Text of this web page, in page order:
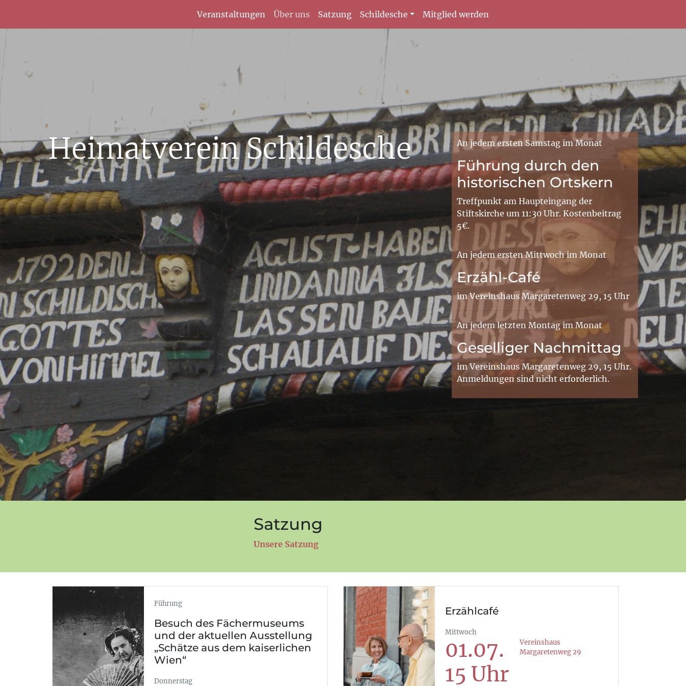
Veranstaltungen Über uns Satzung Schildesche Mitglied werden
Heimatverein Schildesche An jedem ersten Samstag im Monat
Führung durch den
historischen Ortskern
Treffpunkt am Haupteingang der
Stiftskirche um 11:30 Uhr. Kostenbeitrag
5€.
An jedem ersten Mittwoch im Monat
Erzähl-Café
im Vereinshaus Margaretenweg 29, 15 Uhr
An jedem letzten Montag im Monat
Geselliger Nachmittag
im Vereinshaus Margaretenweg 29, 15 Uhr.
Anmeldungen sind nicht erforderlich.
Satzung
Unsere Satzung
Führung
Besuch des Fächermuseums
und der aktuellen Ausstellung
„Schätze aus dem kaiserlichen
Wien“
Donnerstag
Erzählcafé
Mittwoch
01.07.
15 Uhr
Vereinshaus
Margaretenweg 29